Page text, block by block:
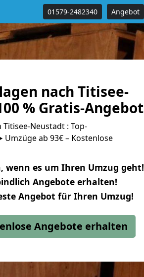
01579-2482340 Angebot
nach Titisee-
% Gratis-Angebot
Neustadt : Top-
ab 93€ – Kostenlose
wenn es um Ihren Umzug geht!
Angebote erhalten!
Angebot für Ihren Umzug!
Angebote erhalten